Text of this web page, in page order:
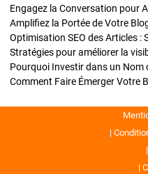
Engagez la Conversation pour
Amplifiez la Portée de Votre